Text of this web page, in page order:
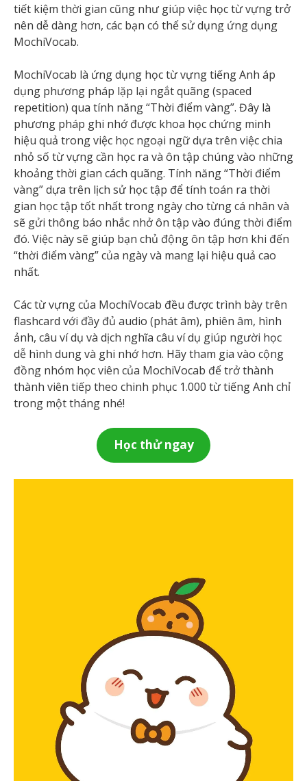
tiết kiệm thời gian cũng như giúp việc học từ vựng trở
nên dễ dàng hơn, các bạn có thể sử dụng ứng dụng
MochiVocab.
MochiVocab là ứng dụng học từ vựng tiếng Anh áp
dụng phương pháp lặp lại ngắt quãng (spaced
repetition) qua tính năng “Thời điểm vàng”. Đây là
phương pháp ghi nhớ được khoa học chứng minh
hiệu quả trong việc học ngoại ngữ dựa trên việc chia
nhỏ số từ vựng cần học ra và ôn tập chúng vào những
khoảng thời gian cách quãng. Tính năng “Thời điểm
vàng” dựa trên lịch sử học tập để tính toán ra thời
gian học tập tốt nhất trong ngày cho từng cá nhân và
sẽ gửi thông báo nhắc nhở ôn tập vào đúng thời điểm
đó. Việc này sẽ giúp bạn chủ động ôn tập hơn khi đến
“thời điểm vàng” của ngày và mang lại hiệu quả cao
nhất.
Các từ vựng của MochiVocab đều được trình bày trên
flashcard với đầy đủ audio (phát âm), phiên âm, hình
ảnh, câu ví dụ và dịch nghĩa câu ví dụ giúp người học
dễ hình dung và ghi nhớ hơn. Hãy tham gia vào cộng
đồng nhóm học viên của MochiVocab để trở thành
thành viên tiếp theo chinh phục 1.000 từ tiếng Anh chỉ
trong một tháng nhé!
Học thử ngay